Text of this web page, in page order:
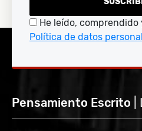
He leído, comprendido
Política de datos
Pensamiento Escrito